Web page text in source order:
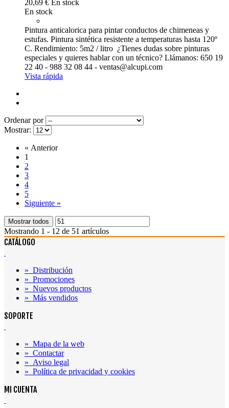
20,69 € En stock
En stock
Pintura anticalorica para pintar conductos de chimeneas y
estufas. Pintura sintética resistente a temperaturas hasta 120º
C. Rendimiento: 5m2 / litro ¿Tienes dudas sobre pinturas
especiales y quieres hablar con un técnico? Llámanos: 650 19
22 40 - 988 32 08 44 - ventas@alcupi.com
Vista rápida
Ordenar por
Mostrar:
« Anterior
1
2
3
4
5
Siguiente »
Mostrar todos
Mostrando 1 - 12 de 51 artículos
CATÁLOGO
» Distribución
» Promociones
» Nuevos productos
» Más vendidos
SOPORTE
» Mapa de la web
» Contactar
» Aviso legal
» Política de privacidad y cookies
MI CUENTA